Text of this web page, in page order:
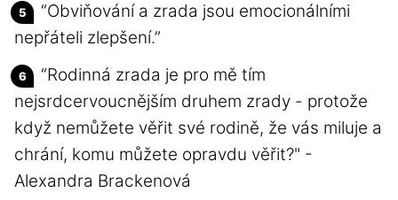
“Obviňování a zrada jsou emocionálními
nepřáteli zlepšení.”
“Rodinná zrada je pro mě tím
nejsrdcervoucnějším druhem zrady - protože
když nemůžete věřit své rodině, že vás miluje a
chrání, komu můžete opravdu věřit?" -
Alexandra Brackenová